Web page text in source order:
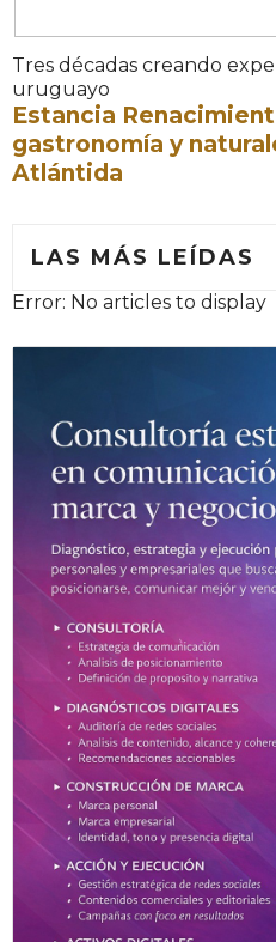
Tres décadas creando
uruguayo
Estancia
gastronomía y
Atlántida
LAS MÁS LEÍDAS
Error: No articles to display